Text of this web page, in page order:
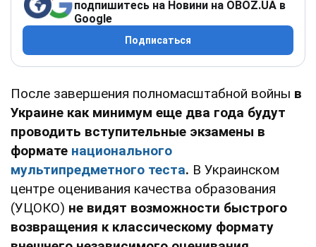
подпишитесь на Новини на OBOZ.UA в
Google
Подписаться
После завершения полномасштабной войны в
Украине как минимум еще два года будут
проводить вступительные экзамены в
формате национального
мультипредметного теста. В Украинском
центре оценивания качества образования
(УЦОКО) не видят возможности быстрого
возвращения к классическому формату